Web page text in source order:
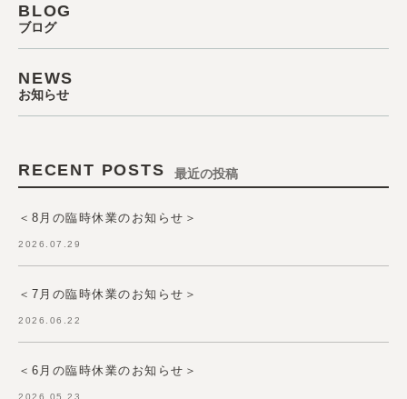
BLOG
ブログ
NEWS
お知らせ
RECENT POSTS 最近の投稿
＜8月の臨時休業のお知らせ＞
2026.07.29
＜7月の臨時休業のお知らせ＞
2026.06.22
＜6月の臨時休業のお知らせ＞